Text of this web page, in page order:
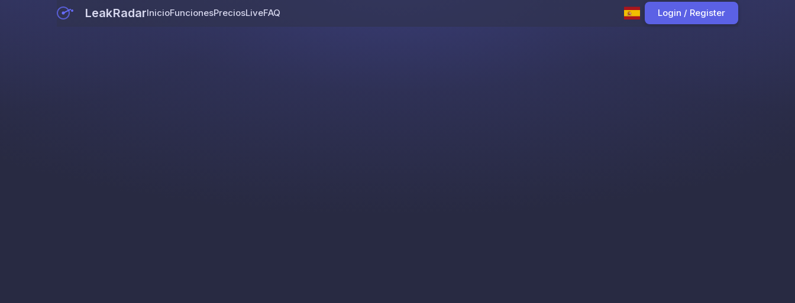
LeakRadarInicioFuncionesPreciosLiveFAQ Login / Register